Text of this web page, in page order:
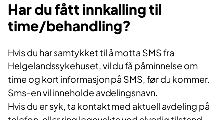
​Har du fått innkalling til
time/behandling?
Hvis du har samtykket til å motta SMS fra
Helgelandssykehuset, vil du få påminnelse om
time og kort informasjon på SMS, før du kommer.
Sms-en vil inneholde avdelingsnavn.
Hvis du er syk, ta kontakt med aktuell avdeling på